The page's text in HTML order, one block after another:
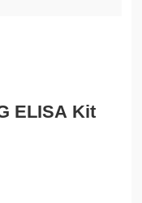
ELISA Kit